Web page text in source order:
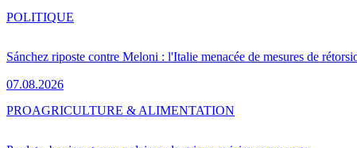
Sánchez riposte contre Meloni : l'Italie menacée de mesures de
07.08.2026
POLITIQUE
PROAGRICULTURE & ALIMENTATION